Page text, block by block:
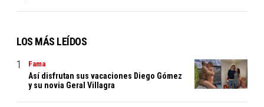
LOS MÁS LEÍDOS
Fama
Así disfrutan sus vacaciones Diego Gómez
y su novia Geral Villagra